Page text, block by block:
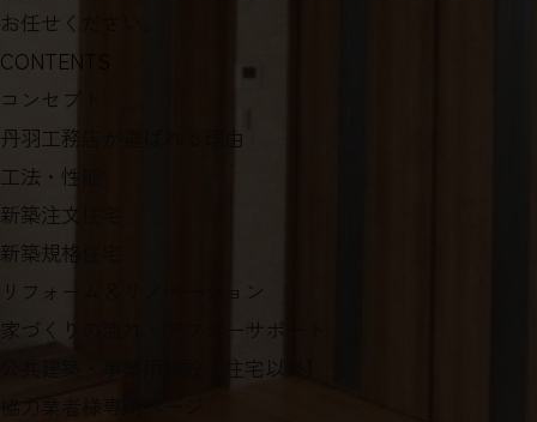
お任せください。
CONTENTS
コンセプト
丹羽工務店が選ばれる理由
工法・性能
新築注文住宅
新築規格住宅
リフォーム＆リノベーション
家づくりの流れ・アフターサポート
公共建築・事業用施設【住宅以外】
協力業者様専用ページ